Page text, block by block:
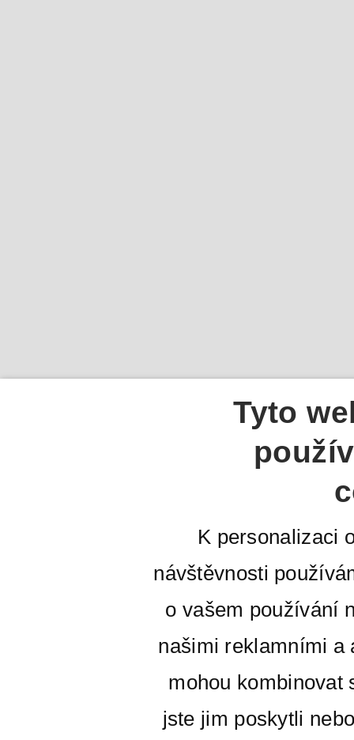
Tyto
K personalizaci
návštěvnosti
o vašem používání
našimi reklamními a
mohou kombinovat
jste jim poskytli